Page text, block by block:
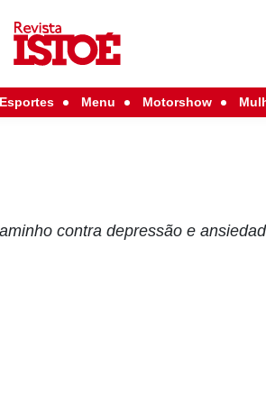
Esportes Menu Motorshow
contra depressão e